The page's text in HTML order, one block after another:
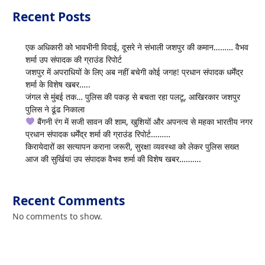
Recent Posts
एक अधिकारी को भावभीनी विदाई, दूसरे ने संभाली जशपुर की कमान……… वैभव
शर्मा उप संपादक की ग्राउंड रिपोर्ट
जशपुर में अपराधियों के लिए अब नहीं बचेगी कोई जगह! प्रधान संपादक धर्मेंद्र
शर्मा के विशेष खबर…..
जंगल से मुंबई तक… पुलिस की पकड़ से बचता रहा पलटू, आखिरकार जशपुर
पुलिस ने ढूंढ निकाला
बैंगनी रंग में सजी सावन की शाम, खुशियों और अपनत्व से महका भारतीय नगर
प्रधान संपादक धर्मेंद्र शर्मा की ग्राउंड रिपोर्ट………
किरायेदारों का सत्यापन कराना जरूरी, सुरक्षा व्यवस्था को लेकर पुलिस सख्त
आज की सुर्खियां उप संपादक वैभव शर्मा की विशेष खबर……….
Recent Comments
No comments to show.